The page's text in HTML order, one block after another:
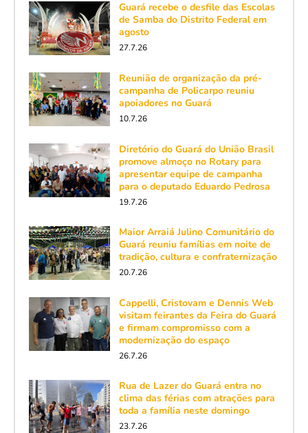
Guará recebe o desfile das Escolas
de Samba do Distrito Federal em
agosto
27.7.26
Reunião de organização da pré-
campanha de Policarpo reuniu
apoiadores no Guará
10.7.26
Diretório do Guará do União Brasil
promove almoço no Rotary para
apresentar equipe de campanha
para o deputado Eduardo Pedrosa
19.7.26
Maior Arraiá Julino Comunitário do
Guará reuniu famílias em noite de
tradição, cultura e confraternização
20.7.26
Cappelli, Cristovam e Dennis Web
visitam feirantes da Feira do Guará
e firmam compromisso com a
modernização do espaço
26.7.26
Rua de Lazer do Guará entra no
clima das férias com atrações para
toda a família neste domingo
23.7.26